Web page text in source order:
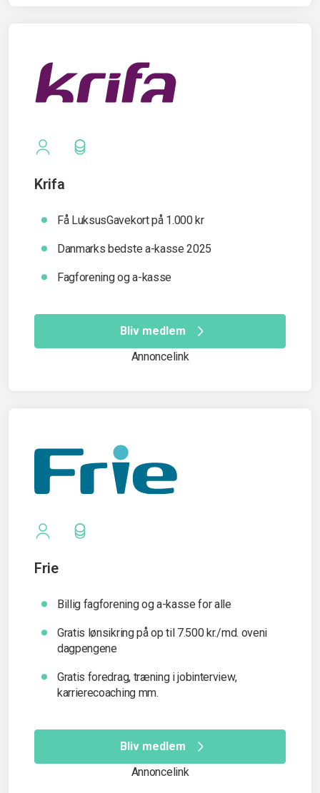
Krifa
Få LuksusGavekort på 1.000 kr
Danmarks bedste a-kasse 2025
Fagforening og a-kasse
Bliv medlem
Annoncelink
Frie
Billig fagforening og a-kasse for alle
Gratis lønsikring på op til 7.500 kr./md. oveni
dagpengene
Gratis foredrag, træning i jobinterview,
karrierecoaching mm.
Bliv medlem
Annoncelink